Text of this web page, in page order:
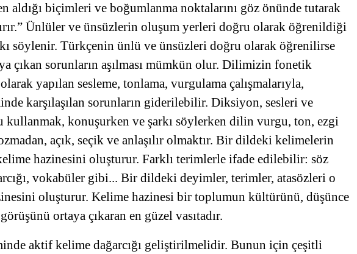
aldığı biçimleri ve boğumlanma noktalarını göz önünde tutarak
Ünlüler ve ünsüzlerin oluşum yerleri doğru olarak öğrenildiği
söylenir. Türkçenin ünlü ve ünsüzleri doğru olarak öğrenilirse
çıkan sorunların aşılması mümkün olur. Dilimizin fonetik
yapılan sesleme, tonlama, vurgulama çalışmalarıyla,
karşılaşılan sorunların giderilebilir. Diksiyon, sesleri ve
kullanmak, konuşurken ve şarkı söylerken dilin vurgu, ton, ezgi
açık, seçik ve anlaşılır olmaktır. Bir dildeki kelimelerin
hazinesini oluşturur. Farklı terimlerle ifade edilebilir: söz
vokabüler gibi... Bir dildeki deyimler, terimler, atasözleri o
oluşturur. Kelime hazinesi bir toplumun kültürünü, düşünce
ortaya çıkaran en güzel vasıtadır.
aktif kelime dağarcığı geliştirilmelidir. Bunun için çeşitli